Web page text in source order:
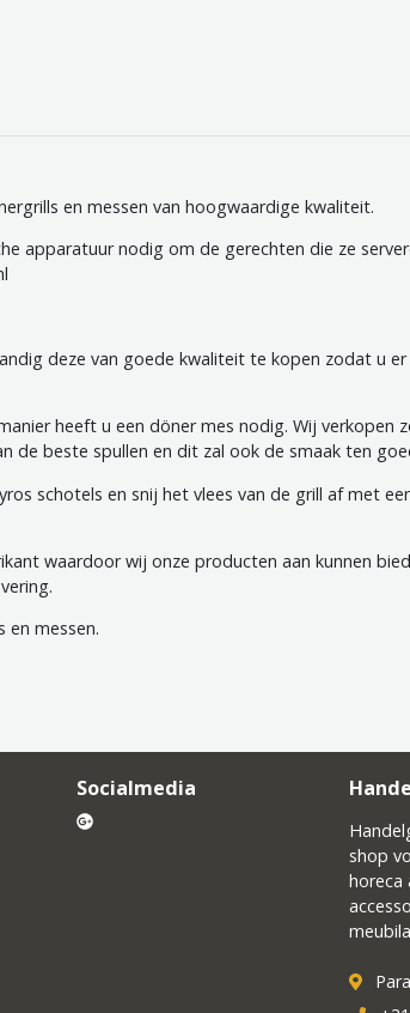
en messen van hoogwaardige kwaliteit.
apparatuur nodig om de gerechten die ze
deze van goede kwaliteit te kopen zodat u er
heeft u een döner mes nodig. Wij verkopen
de beste spullen en dit zal ook de smaak ten
schotels en snij het vlees van de grill af met
waardoor wij onze producten aan kunnen
messen.
Socialmedia
shop
horeca